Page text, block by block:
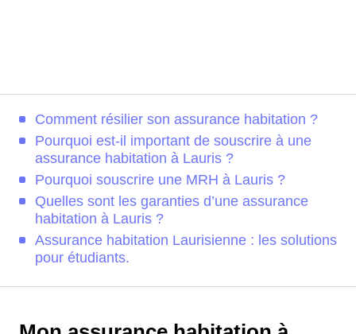
Comment résilier son assurance habitation ?
Pourquoi est-il important de souscrire à une
assurance habitation à Lauris ?
Pourquoi souscrire une MRH à Lauris ?
Quelles sont les garanties d’une assurance
habitation à Lauris ?
Assurance habitation Laurisienne : les solutions
pour étudiants.